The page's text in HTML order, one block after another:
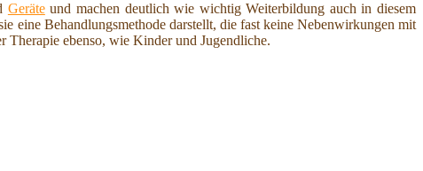
Geräteund machen deutlich wie wichtig Weiterbildung auch in diesem
eine Behandlungsmethode darstellt, die fast keine Nebenwirkungen mit
Therapie ebenso, wie Kinder und Jugendliche.